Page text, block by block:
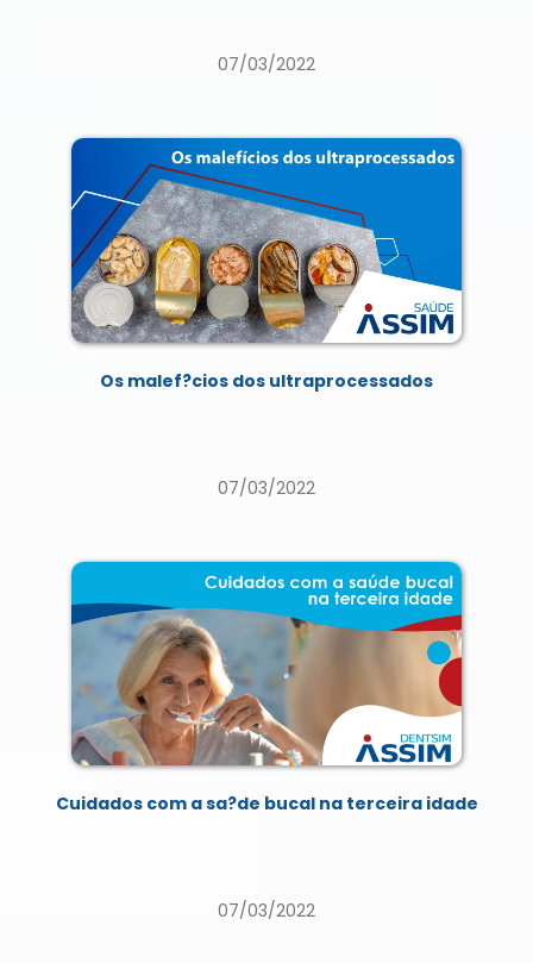
07/03/2022
Os malef?cios dos ultraprocessados
07/03/2022
Cuidados com a sa?de bucal na terceira idade
07/03/2022